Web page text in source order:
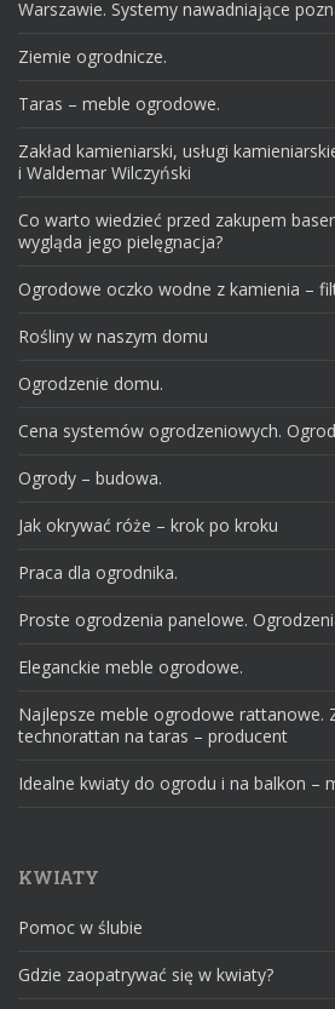
Warszawie. Systemy nawadniające
Ziemie ogrodnicze.
Taras – meble ogrodowe.
Zakład kamieniarski, usługi
i Waldemar Wilczyński
Co warto wiedzieć przed zakupem
wygląda jego pielęgnacja?
Ogrodowe oczko wodne z kamienia –
Rośliny w naszym domu
Ogrodzenie domu.
Cena systemów ogrodzeniowych.
Ogrody – budowa.
Jak okrywać róże – krok po kroku
Praca dla ogrodnika.
Proste ogrodzenia panelowe.
Eleganckie meble ogrodowe.
Najlepsze meble ogrodowe rattanowe.
technorattan na taras – producent
Idealne kwiaty do ogrodu i na balkon –
KWIATY
Pomoc w ślubie
Gdzie zaopatrywać się w kwiaty?